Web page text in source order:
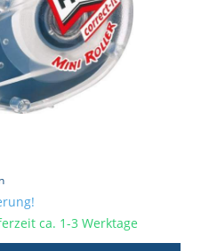
ca. 1-3 Werktage